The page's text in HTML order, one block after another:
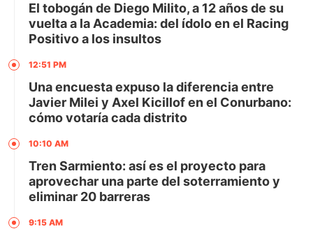
El tobogán de Diego Milito, a 12 años de su
vuelta a la Academia: del ídolo en el Racing
Positivo a los insultos
12:51 PM
Una encuesta expuso la diferencia entre
Javier Milei y Axel Kicillof en el Conurbano:
cómo votaría cada distrito
10:10 AM
Tren Sarmiento: así es el proyecto para
aprovechar una parte del soterramiento y
eliminar 20 barreras
9:15 AM